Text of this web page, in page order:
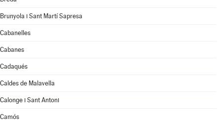
Brunyola i Sant Martí Sapresa
Cabanelles
Cabanes
Cadaqués
Caldes de Malavella
Calonge i Sant Antoni
Camós